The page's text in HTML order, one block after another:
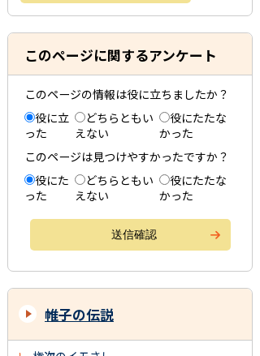
このページに関するアンケート
このページの情報は役に立ちましたか？
役に立
った
どちらともい
えない
役にたたな
かった
このページは見つけやすかったですか？
役にた
った
どちらともい
えない
役にたたな
かった
帷子の伝説